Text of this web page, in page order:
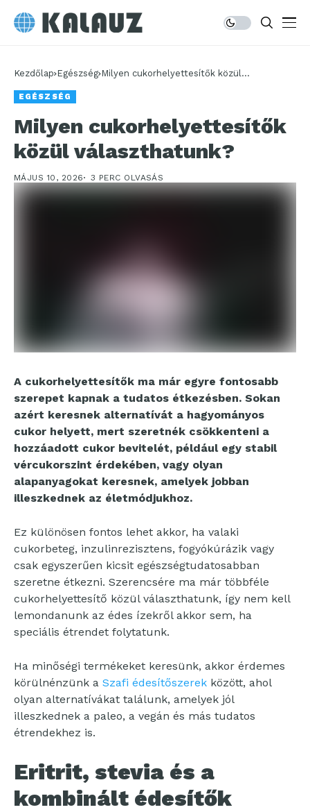
Kezdőlap Egészség Milyen cukorhelyettesítők közül
EGÉSZSÉG
Milyen cukorhelyettesítők
közül választhatunk?
MÁJUS 10, 2026 3 PERC OLVASÁS
A cukorhelyettesítők ma már egyre fontosabb
szerepet kapnak a tudatos étkezésben. Sokan
azért keresnek alternatívát a hagyományos
cukor helyett, mert szeretnék csökkenteni a
hozzáadott cukor bevitelét, például egy stabil
vércukorszint érdekében, vagy olyan
alapanyagokat keresnek, amelyek jobban
illeszkednek az életmódjukhoz.
Ez különösen fontos lehet akkor, ha valaki
cukorbeteg, inzulinrezisztens, fogyókúrázik vagy
csak egyszerűen kicsit egészségtudatosabban
szeretne étkezni. Szerencsére ma már többféle
cukorhelyettesítő közül választhatunk, így nem kell
lemondanunk az édes ízekről akkor sem, ha
speciális étrendet folytatunk.
Ha minőségi termékeket keresünk, akkor érdemes
körülnénzünk a Szafi édesítőszerek között, ahol
olyan alternatívákat találunk, amelyek jól
illeszkednek a paleo, a vegán és más tudatos
étrendekhez is.
Eritrit, stevia és a
kombinált édesítők